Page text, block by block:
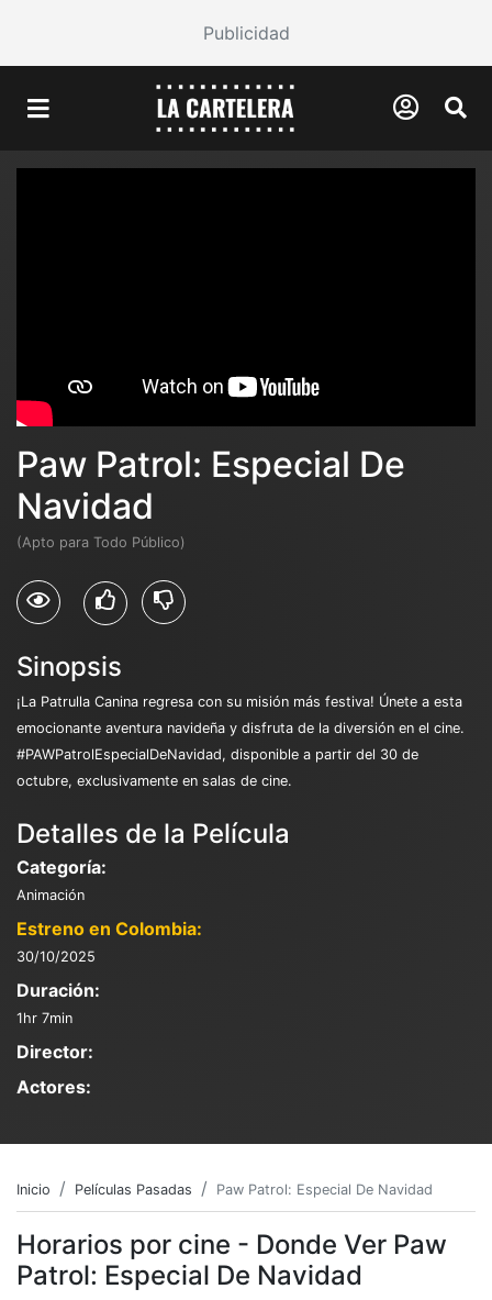
Publicidad
Paw Patrol: Especial De
Navidad
(Apto para Todo Público)
Sinopsis
¡La Patrulla Canina regresa con su misión más festiva! Únete a esta
emocionante aventura navideña y disfruta de la diversión en el cine.
#PAWPatrolEspecialDeNavidad, disponible a partir del 30 de
octubre, exclusivamente en salas de cine.
Detalles de la Película
Categoría:
Animación
Estreno en Colombia:
30/10/2025
Duración:
1hr 7min
Director:
Actores:
Inicio Películas Pasadas Paw Patrol: Especial De Navidad
Horarios por cine - Donde Ver Paw
Patrol: Especial De Navidad